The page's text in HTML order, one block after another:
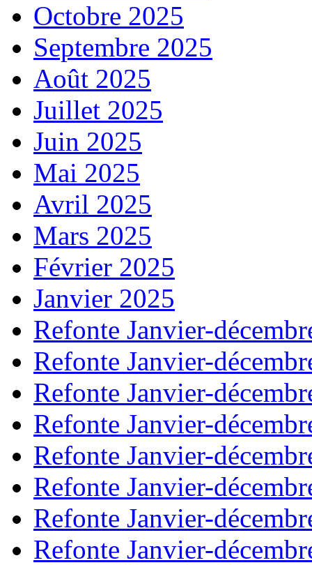
Octobre 2025
Septembre 2025
Août 2025
Juillet 2025
Juin 2025
Mai 2025
Avril 2025
Mars 2025
Février 2025
Janvier 2025
Refonte Janvier-
Refonte Janvier-
Refonte Janvier-
Refonte Janvier-
Refonte Janvier-
Refonte Janvier-
Refonte Janvier-
Refonte Janvier-